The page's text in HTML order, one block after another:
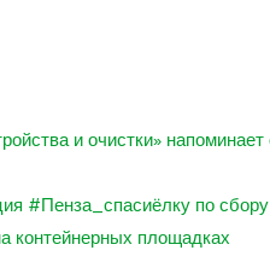
и очистки»
#Пенза_спасиёлку по
контейнерных площадках